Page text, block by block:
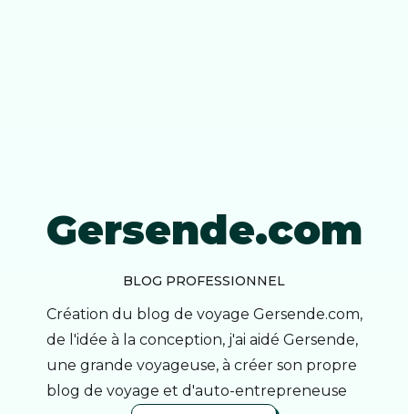
Gersende.com
BLOG PROFESSIONNEL
Création du blog de voyage Gersende.com,
de l'idée à la conception, j'ai aidé Gersende,
une grande voyageuse, à créer son propre
blog de voyage et d'auto-entrepreneuse